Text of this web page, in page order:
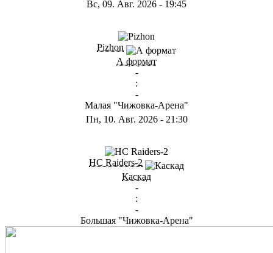
Вс, 09. Авг. 2026 - 19:45
Pizhon
А формат
-
:
-
Малая "Чижовка-Арена"
Пн, 10. Авг. 2026- 21:30
HC Raiders-2
Каскад
-
:
-
Большая "Чижовка-Арена"